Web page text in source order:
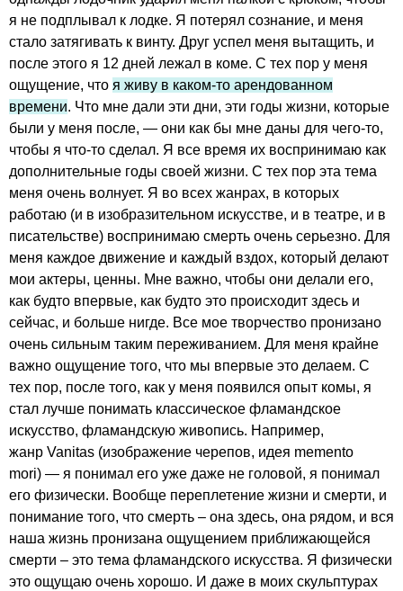
я не подплывал к лодке. Я потерял сознание, и меня
стало затягивать к винту. Друг успел меня вытащить, и
после этого я 12 дней лежал в коме. С тех пор у меня
ощущение, что я живу в каком-то арендованном
времени. Что мне дали эти дни, эти годы жизни, которые
были у меня после, — они как бы мне даны для чего-то,
чтобы я что-то сделал. Я все время их воспринимаю как
дополнительные годы своей жизни. С тех пор эта тема
меня очень волнует. Я во всех жанрах, в которых
работаю (и в изобразительном искусстве, и в театре, и в
писательстве) воспринимаю смерть очень серьезно. Для
меня каждое движение и каждый вздох, который делают
мои актеры, ценны. Мне важно, чтобы они делали его,
как будто впервые, как будто это происходит здесь и
сейчас, и больше нигде. Все мое творчество пронизано
очень сильным таким переживанием. Для меня крайне
важно ощущение того, что мы впервые это делаем. С
тех пор, после того, как у меня появился опыт комы, я
стал лучше понимать классическое фламандское
искусство, фламандскую живопись. Например,
жанр Vanitas (изображение черепов, идея memento
mori) — я понимал его уже даже не головой, я понимал
его физически. Вообще переплетение жизни и смерти, и
понимание того, что смерть – она здесь, она рядом, и вся
наша жизнь пронизана ощущением приближающейся
смерти – это тема фламандского искусства. Я физически
это ощущаю очень хорошо. И даже в моих скульптурах